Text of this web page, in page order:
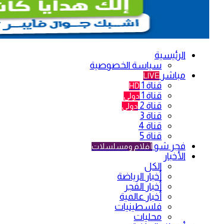
الرئيسية
سياسة الخصوصية
مباشر LIVE
قناة 1 HD
قناة 1 دولي
قناة 2 دولي
قناة 3
قناة 4
قناة 5
فجر شو أفلام ومسلسلات
الأخبار
الكل
أخبار الرياضة
أخبار الفجر
أخبار عالمية
فلسطينيات
محليات